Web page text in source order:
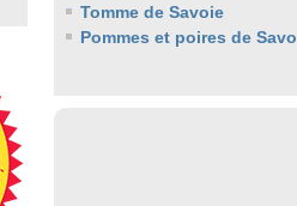
Tomme de Savoie
Pommes et poires de